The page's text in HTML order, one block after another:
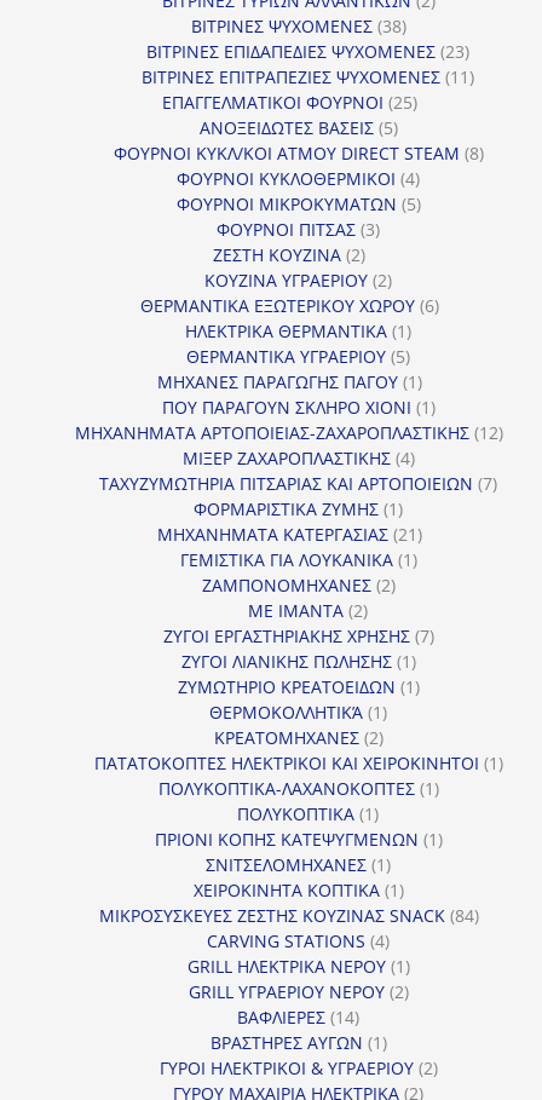
ΒΙΤΡΙΝΕΣ ΨΥΧΟΜΕΝΕΣ 3838
προϊόντα
ΒΙΤΡΙΝΕΣ ΕΠΙΔΑΠΕΔΙΕΣ ΨΥΧΟΜΕΝΕΣ 2323
προϊόντα
ΒΙΤΡΙΝΕΣ ΕΠΙΤΡΑΠΕΖΙΕΣ ΨΥΧΟΜΕΝΕΣ 1111
ΕΠΑΓΓΕΛΜΑΤΙΚΟΙ ΦΟΥΡΝΟΙ 2525
ΑΝΟΞΕΙΔΩΤΕΣ ΒΑΣΕΙΣ 55
προϊόντα
ΦΟΥΡΝΟΙ ΚΥΚΛ/ΚΟΙ ΑΤΜΟΥ DIRECT STEAM 88
ΦΟΥΡΝΟΙ ΚΥΚΛΟΘΕΡΜΙΚΟΙ 44
προϊόντα
ΦΟΥΡΝΟΙ ΜΙΚΡΟΚΥΜΑΤΩΝ 55
ΦΟΥΡΝΟΙ ΠΙΤΣΑΣ 33
ΖΕΣΤΗ ΚΟΥΖΙΝΑ 22
προϊόντα
ΚΟΥΖΙΝΑ ΥΓΡΑΕΡΙΟΥ 22
προϊόντα
ΘΕΡΜΑΝΤΙΚΑ ΕΞΩΤΕΡΙΚΟΥ ΧΩΡΟΥ 66
ΗΛΕΚΤΡΙΚΑ ΘΕΡΜΑΝΤΙΚΑ 11
προϊόν
ΘΕΡΜΑΝΤΙΚΑ ΥΓΡΑΕΡΙΟΥ 55
προϊόντα
ΜΗΧΑΝΕΣ ΠΑΡΑΓΩΓΗΣ ΠΑΓΟΥ 11
προϊόν
ΠΟΥ ΠΑΡΑΓΟΥΝ ΣΚΛΗΡΟ ΧΙΟΝΙ 11
προϊόν
ΜΗΧΑΝΗΜΑΤΑ ΑΡΤΟΠΟΙΕΙΑΣ-ΖΑΧΑΡΟΠΛΑΣΤΙΚΗΣ 1212
ΜΙΞΕΡ ΖΑΧΑΡΟΠΛΑΣΤΙΚΗΣ 44
προϊόντα
ΤΑΧΥΖΥΜΩΤΗΡΙΑ ΠΙΤΣΑΡΙΑΣ ΚΑΙ ΑΡΤΟΠΟΙΕΙΩΝ 77
ΦΟΡΜΑΡΙΣΤΙΚΑ ΖΥΜΗΣ 11
προϊόν
ΜΗΧΑΝΗΜΑΤΑ ΚΑΤΕΡΓΑΣΙΑΣ 2121
προϊόντα
ΓΕΜΙΣΤΙΚΑ ΓΙΑ ΛΟΥΚΑΝΙΚΑ 11
ΖΑΜΠΟΝΟΜΗΧΑΝΕΣ 22
ΜΕ ΙΜΑΝΤΑ 22
προϊόντα
ΖΥΓΟΙ ΕΡΓΑΣΤΗΡΙΑΚΗΣ ΧΡΗΣΗΣ 77
ΖΥΓΟΙ ΛΙΑΝΙΚΗΣ ΠΩΛΗΣΗΣ 11
προϊόν
ΖΥΜΩΤΗΡΙΟ ΚΡΕΑΤΟΕΙΔΩΝ 11
ΘΕΡΜΟΚΟΛΛΗΤΙΚΆ 11
προϊόν
ΚΡΕΑΤΟΜΗΧΑΝΕΣ 22
προϊόντα
ΠΑΤΑΤΟΚΟΠΤΕΣ ΗΛΕΚΤΡΙΚΟΙ ΚΑΙ ΧΕΙΡΟΚΙΝΗΤΟΙ 11
ΠΟΛΥΚΟΠΤΙΚΑ-ΛΑΧΑΝΟΚΟΠΤΕΣ 11
ΠΟΛΥΚΟΠΤΙΚΑ 11
προϊόν
ΠΡΙΟΝΙ ΚΟΠΗΣ ΚΑΤΕΨΥΓΜΕΝΩΝ 11
ΣΝΙΤΣΕΛΟΜΗΧΑΝΕΣ 11
προϊόν
ΧΕΙΡΟΚΙΝΗΤΑ ΚΟΠΤΙΚΑ 11
προϊόν
ΜΙΚΡΟΣΥΣΚΕΥΕΣ ΖΕΣΤΗΣ ΚΟΥΖΙΝΑΣ SNACK 8484
CARVING STATIONS 44
προϊόντα
GRILL ΗΛΕΚΤΡΙΚΑ ΝΕΡΟΥ 11
προϊόν
GRILL ΥΓΡΑΕΡΙΟΥ ΝΕΡΟΥ 22
ΒΑΦΛΙΕΡΕΣ 1414
προϊόντα
ΒΡΑΣΤΗΡΕΣ ΑΥΓΩΝ 11
προϊόν
ΓΥΡΟΙ ΗΛΕΚΤΡΙΚΟΙ & ΥΓΡΑΕΡΙΟΥ 22
ΓΥΡΟΥ ΜΑΧΑΙΡΙΑ ΗΛΕΚΤΡΙΚΑ 22